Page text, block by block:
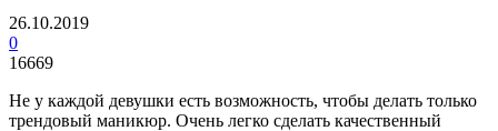
26.10.2019
0
16669
Не у каждой девушки есть возможность, чтобы делать только
трендовый маникюр. Очень легко сделать качественный